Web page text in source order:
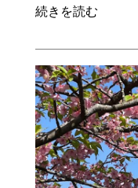
続きを読む